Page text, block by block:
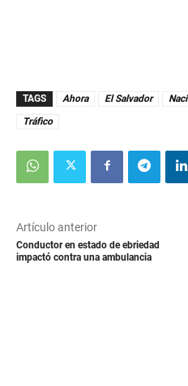
TAGS Ahora El Salvador
Tráfico
Artículo anterior
Conductor en estado de ebriedad
impactó contra una ambulancia